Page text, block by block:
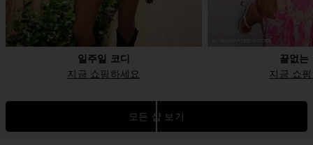
일주일 코디
지금 쇼핑하세요
끝없는
지금 쇼
모든 샵 보기